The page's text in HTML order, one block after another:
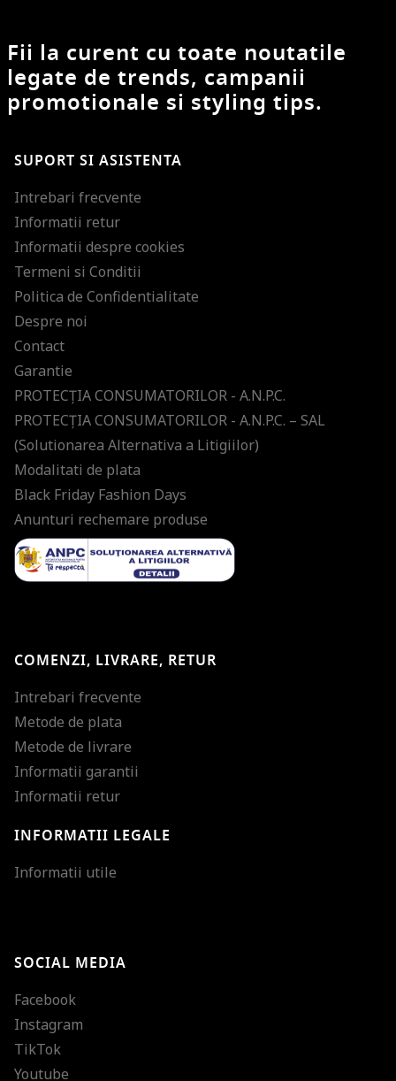
Fii la curent cu toate noutatile
legate de trends, campanii
promotionale si styling tips.
SUPORT SI ASISTENTA
Intrebari frecvente
Informatii retur
Informatii despre cookies
Termeni si Conditii
Politica de Confidentialitate
Despre noi
Contact
Garantie
PROTECŢIA CONSUMATORILOR - A.N.P.C.
PROTECŢIA CONSUMATORILOR - A.N.P.C. – SAL
(Solutionarea Alternativa a Litigiilor)
Modalitati de plata
Black Friday Fashion Days
Anunturi rechemare produse
COMENZI, LIVRARE, RETUR
Intrebari frecvente
Metode de plata
Metode de livrare
Informatii garantii
Informatii retur
INFORMATII LEGALE
Informatii utile
SOCIAL MEDIA
Facebook
Instagram
TikTok
Youtube